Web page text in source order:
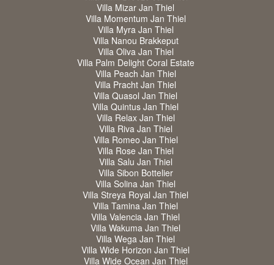
Villa Mizar Jan Thiel
Villa Momentum Jan Thiel
Villa Myra Jan Thiel
Villa Nanou Brakkeput
Villa Oliva Jan Thiel
Villa Palm Delight Coral Estate
Villa Peach Jan Thiel
Villa Pracht Jan Thiel
Villa Quasol Jan Thiel
Villa Quintus Jan Thiel
Villa Relax Jan Thiel
Villa Riva Jan Thiel
Villa Romeo Jan Thiel
Villa Rose Jan Thiel
Villa Salu Jan Thiel
Villa Sibon Bottelier
Villa Solina Jan Thiel
Villa Streya Royal Jan Thiel
Villa Tamina Jan Thiel
Villa Valencia Jan Thiel
Villa Wakuma Jan Thiel
Villa Wega Jan Thiel
Villa Wide Horizon Jan Thiel
Villa Wide Ocean Jan Thiel